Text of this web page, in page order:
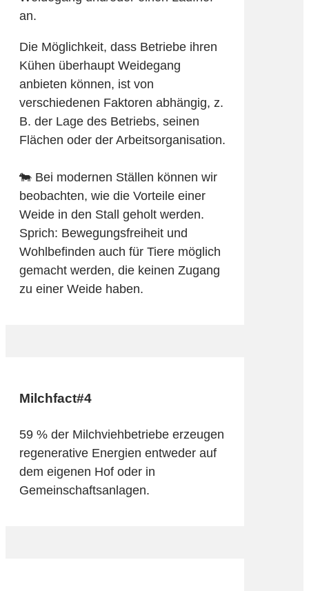
an.
Die Möglichkeit, dass Betriebe ihren
Kühen überhaupt Weidegang
anbieten können, ist von
verschiedenen Faktoren abhängig, z.
B. der Lage des Betriebs, seinen
Flächen oder der Arbeitsorganisation.
🐄 Bei modernen Ställen können wir
beobachten, wie die Vorteile einer
Weide in den Stall geholt werden.
Sprich: Bewegungsfreiheit und
Wohlbefinden auch für Tiere möglich
gemacht werden, die keinen Zugang
zu einer Weide haben.
Milchfact#4
59 % der Milchviehbetriebe erzeugen
regenerative Energien entweder auf
dem eigenen Hof oder in
Gemeinschaftsanlagen.